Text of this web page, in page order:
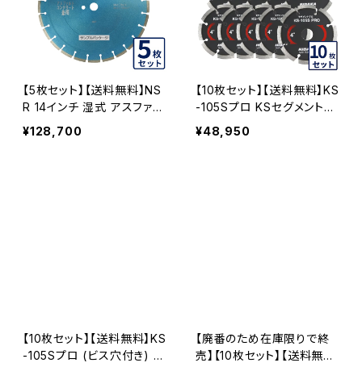
【5枚セット】【送料無料】NS
R 14インチ 湿式 アスファル
ト道路・コンクリート舗装面
兼用 一般道路カッター専用
¥128,700
【10枚セット】【送料無料】KS
-105Sプロ KSセグメントプ
ロ 4インチ 105mm みかげ
石などの切断用 ダイヤセグ
¥48,950
【10枚セット】【送料無料】KS
-105Sプロ (ビス穴付き) K
【廃番のため在庫限りで終
売】【10枚セット】【送料無